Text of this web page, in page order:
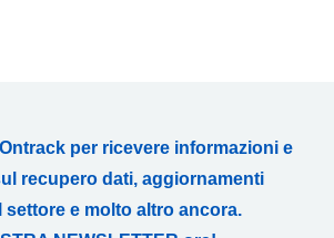
per ricevere informazioni e
recupero dati, aggiornamenti
settore e molto altro ancora.